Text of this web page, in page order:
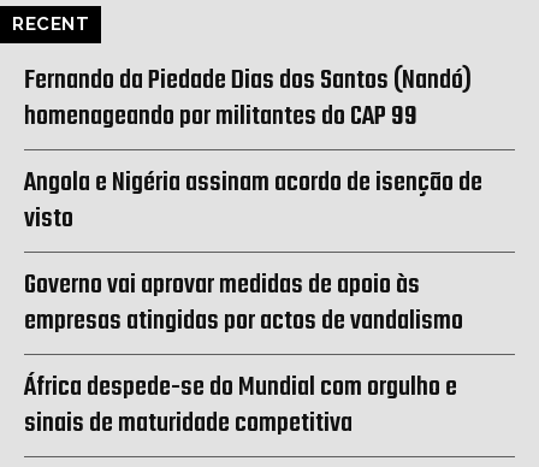
RECENT
Fernando da Piedade Dias dos Santos (Nandó)
homenageando por militantes do CAP 99
Angola e Nigéria assinam acordo de isenção de
visto
Governo vai aprovar medidas de apoio às
empresas atingidas por actos de vandalismo
África despede-se do Mundial com orgulho e
sinais de maturidade competitiva